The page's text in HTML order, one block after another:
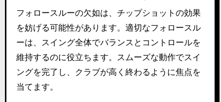
フォロースルーの欠如は、チップショットの効果
を妨げる可能性があります。適切なフォロースル
ーは、スイング全体でバランスとコントロールを
維持するのに役立ちます。スムーズな動作でスイ
ングを完了し、クラブが高く終わるように焦点を
当てます。